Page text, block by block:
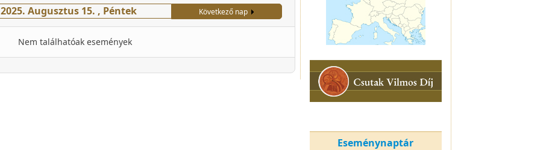
2025. Augusztus 15. , Péntek Következő nap
Nem találhatóak események
Eseménynaptár